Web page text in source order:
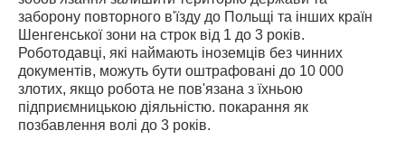
заборону повторного в'їзду до Польщі та інших країн
Шенгенської зони на строк від 1 до 3 років.
Роботодавці, які наймають іноземців без чинних
документів, можуть бути оштрафовані до 10 000
злотих, якщо робота не пов'язана з їхньою
підприємницькою діяльністю. покарання як
позбавлення волі до 3 років.